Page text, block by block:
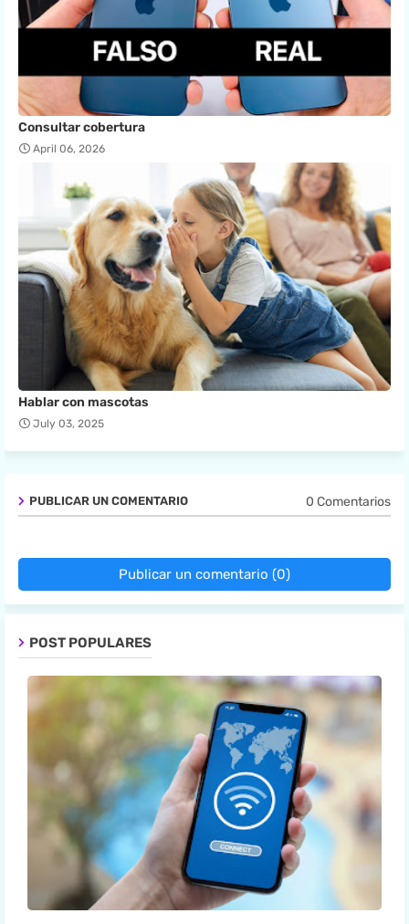
Consultar cobertura
April 06, 2026
Hablar con mascotas
July 03, 2025
PUBLICAR UN COMENTARIO 0 Comentarios
Publicar un comentario (0)
POST POPULARES